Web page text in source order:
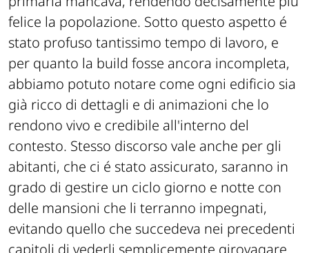
felice la popolazione. Sotto questo aspetto é
stato profuso tantissimo tempo di lavoro, e
per quanto la build fosse ancora incompleta,
abbiamo potuto notare come ogni edificio sia
già ricco di dettagli e di animazioni che lo
rendono vivo e credibile all'interno del
contesto. Stesso discorso vale anche per gli
abitanti, che ci é stato assicurato, saranno in
grado di gestire un ciclo giorno e notte con
delle mansioni che li terranno impegnati,
evitando quello che succedeva nei precedenti
capitoli di vederli semplicemente girovagare